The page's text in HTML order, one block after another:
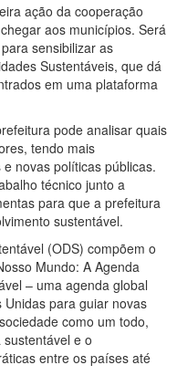
ação da cooperação
aos municípios. Será
sensibilizar as
Sustentáveis, que dá
em uma plataforma
pode analisar quais
tendo mais
novas políticas públicas.
técnico junto a
para que a prefeitura
sustentável.
(ODS) compõem o
Mundo: A Agenda
– uma agenda global
para guiar novas
como um todo,
e o
entre os países até